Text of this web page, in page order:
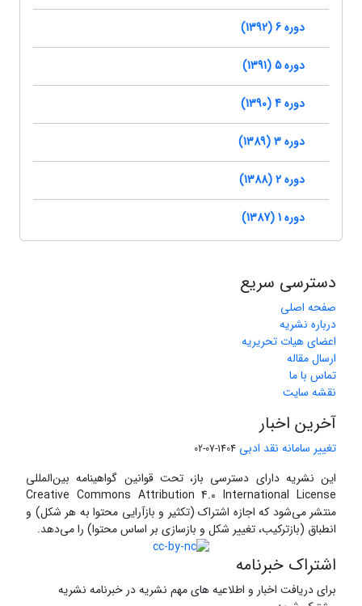
دوره 6 (1392)
دوره 5 (1391)
دوره 4 (1390)
دوره 3 (1389)
دوره 2 (1388)
دوره 1 (1387)
دسترسی سریع
صفحه اصلی
درباره نشریه
اعضای هیات تحریریه
ارسال مقاله
تماس با ما
نقشه سایت
آخرین اخبار
تغییر سامانه نقد ادبی 1404-07-02
این نشریه دارای دسترسی باز، تحت قوانین گواهینامه بین‌المللی
Creative Commons Attribution 4.0 International License
منتشر می‌شود که اجازه اشتراک (تکثیر و بازآرایی محتوا به هر شکل) و
انطباق (بازترکیب، تغییر شکل و بازسازی بر اساس محتوا) را می‌دهد.
اشتراک خبرنامه
برای دریافت اخبار و اطلاعیه های مهم نشریه در خبرنامه نشریه